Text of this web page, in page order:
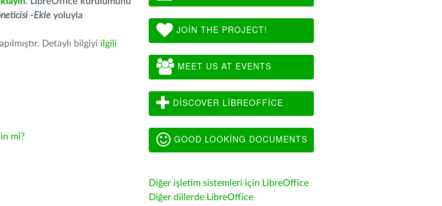
-Ekle yoluyla
Detaylı bilgiyi ilgili
mi?
JOIN THE PROJECT!
MEET US AT EVENTS
DISCOVER LIBREOFFICE
GOOD LOOKING DOCUMENTS
Diğer işletim sistemleri için LibreOffice
Diğer dillerde LibreOffice